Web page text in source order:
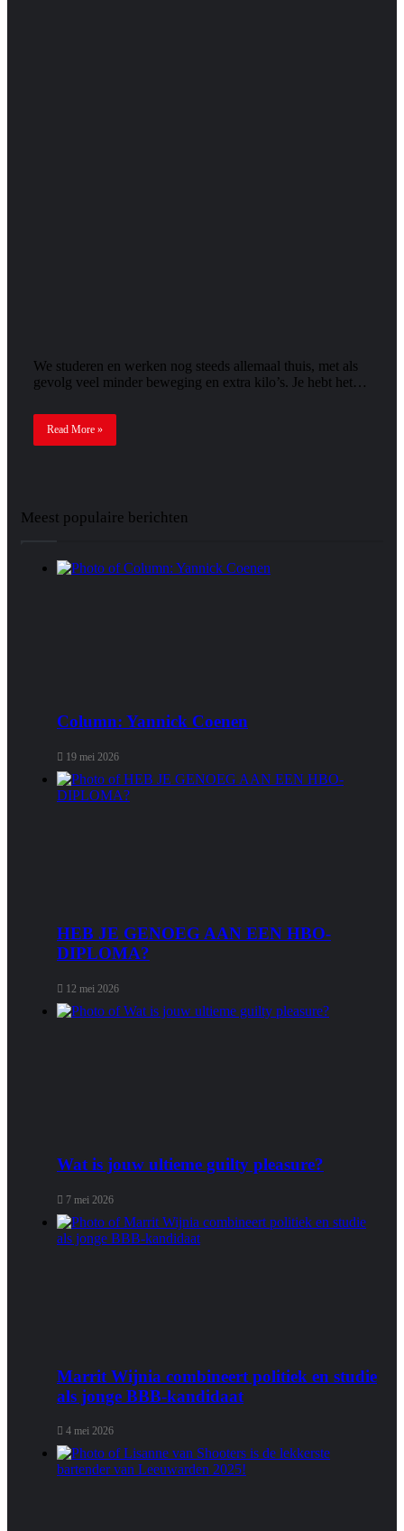
We studeren en werken nog steeds allemaal thuis, met als
gevolg veel minder beweging en extra kilo’s. Je hebt het…
Read More »
Meest populaire berichten
Column: Yannick Coenen
19 mei 2026
HEB JE GENOEG AAN EEN HBO-
DIPLOMA?
12 mei 2026
Wat is jouw ultieme guilty pleasure?
7 mei 2026
Marrit Wijnia combineert politiek en studie
als jonge BBB‑kandidaat
4 mei 2026